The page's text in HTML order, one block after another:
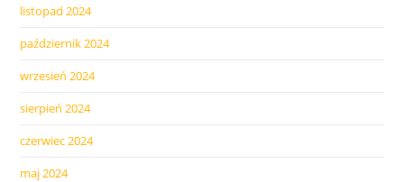
listopad 2024
październik 2024
wrzesień 2024
sierpień 2024
czerwiec 2024
maj 2024